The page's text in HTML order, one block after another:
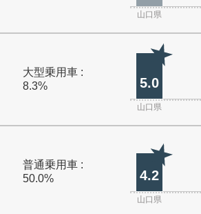
山口県
大型乗用車 :
8.3%
5.0
山口県
普通乗用車 :
50.0%
4.2
山口県